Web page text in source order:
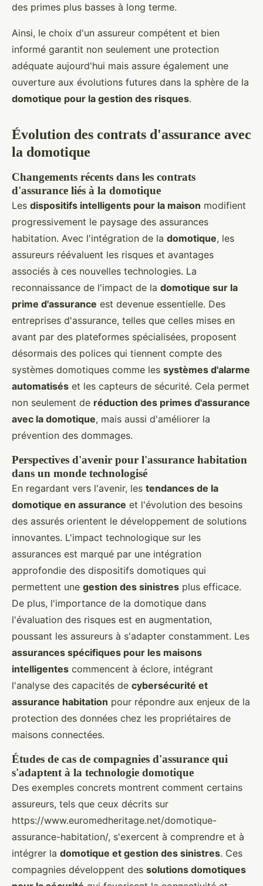
des primes plus basses à long terme.
Ainsi, le choix d'un assureur compétent et bien
informé garantit non seulement une protection
adéquate aujourd'hui mais assure également une
ouverture aux évolutions futures dans la sphère de la
domotique pour la gestion des risques.
Évolution des contrats d'assurance avec
la domotique
Changements récents dans les contrats
d'assurance liés à la domotique
Les dispositifs intelligents pour la maison modifient
progressivement le paysage des assurances
habitation. Avec l'intégration de la domotique, les
assureurs réévaluent les risques et avantages
associés à ces nouvelles technologies. La
reconnaissance de l'impact de la domotique sur la
prime d'assurance est devenue essentielle. Des
entreprises d'assurance, telles que celles mises en
avant par des plateformes spécialisées, proposent
désormais des polices qui tiennent compte des
systèmes domotiques comme les systèmes d'alarme
automatisés et les capteurs de sécurité. Cela permet
non seulement de réduction des primes d'assurance
avec la domotique, mais aussi d'améliorer la
prévention des dommages.
Perspectives d'avenir pour l'assurance habitation
dans un monde technologisé
En regardant vers l'avenir, les tendances de la
domotique en assurance et l'évolution des besoins
des assurés orientent le développement de solutions
innovantes. L'impact technologique sur les
assurances est marqué par une intégration
approfondie des dispositifs domotiques qui
permettent une gestion des sinistres plus efficace.
De plus, l'importance de la domotique dans
l'évaluation des risques est en augmentation,
poussant les assureurs à s'adapter constamment. Les
assurances spécifiques pour les maisons
intelligentes commencent à éclore, intégrant
l'analyse des capacités de cybersécurité et
assurance habitation pour répondre aux enjeux de la
protection des données chez les propriétaires de
maisons connectées.
Études de cas de compagnies d'assurance qui
s'adaptent à la technologie domotique
Des exemples concrets montrent comment certains
assureurs, tels que ceux décrits sur
https://www.euromedheritage.net/domotique-
assurance-habitation/, s'exercent à comprendre et à
intégrer la domotique et gestion des sinistres. Ces
compagnies développent des solutions domotiques